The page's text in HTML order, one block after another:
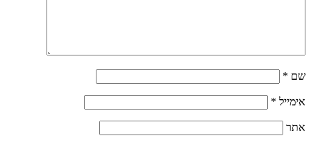
שם *
אימייל *
אתר